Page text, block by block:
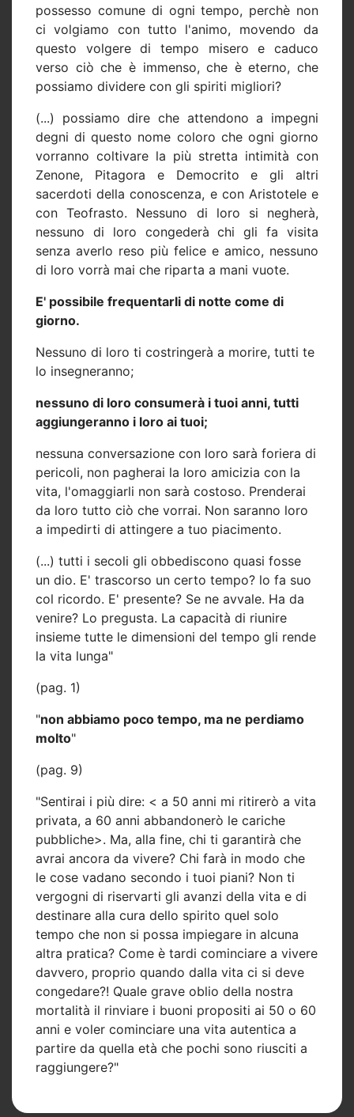
possesso comune di ogni tempo, perchè non
ci volgiamo con tutto l'animo, movendo da
questo volgere di tempo misero e caduco
verso ciò che è immenso, che è eterno, che
possiamo dividere con gli spiriti migliori?
(...) possiamo dire che attendono a impegni
degni di questo nome coloro che ogni giorno
vorranno coltivare la più stretta intimità con
Zenone, Pitagora e Democrito e gli altri
sacerdoti della conoscenza, e con Aristotele e
con Teofrasto. Nessuno di loro si negherà,
nessuno di loro congederà chi gli fa visita
senza averlo reso più felice e amico, nessuno
di loro vorrà mai che riparta a mani vuote.
E' possibile frequentarli di notte come di
giorno.
Nessuno di loro ti costringerà a morire, tutti te
lo insegneranno;
nessuno di loro consumerà i tuoi anni, tutti
aggiungeranno i loro ai tuoi;
nessuna conversazione con loro sarà foriera di
pericoli, non pagherai la loro amicizia con la
vita, l'omaggiarli non sarà costoso. Prenderai
da loro tutto ciò che vorrai. Non saranno loro
a impedirti di attingere a tuo piacimento.
(...) tutti i secoli gli obbediscono quasi fosse
un dio. E' trascorso un certo tempo? lo fa suo
col ricordo. E' presente? Se ne avvale. Ha da
venire? Lo pregusta. La capacità di riunire
insieme tutte le dimensioni del tempo gli rende
la vita lunga"
(pag. 1)
"non abbiamo poco tempo, ma ne perdiamo
molto"
(pag. 9)
"Sentirai i più dire: < a 50 anni mi ritirerò a vita
privata, a 60 anni abbandonerò le cariche
pubbliche>. Ma, alla fine, chi ti garantirà che
avrai ancora da vivere? Chi farà in modo che
le cose vadano secondo i tuoi piani? Non ti
vergogni di riservarti gli avanzi della vita e di
destinare alla cura dello spirito quel solo
tempo che non si possa impiegare in alcuna
altra pratica? Come è tardi cominciare a vivere
davvero, proprio quando dalla vita ci si deve
congedare?! Quale grave oblio della nostra
mortalità il rinviare i buoni propositi ai 50 o 60
anni e voler cominciare una vita autentica a
partire da quella età che pochi sono riusciti a
raggiungere?"